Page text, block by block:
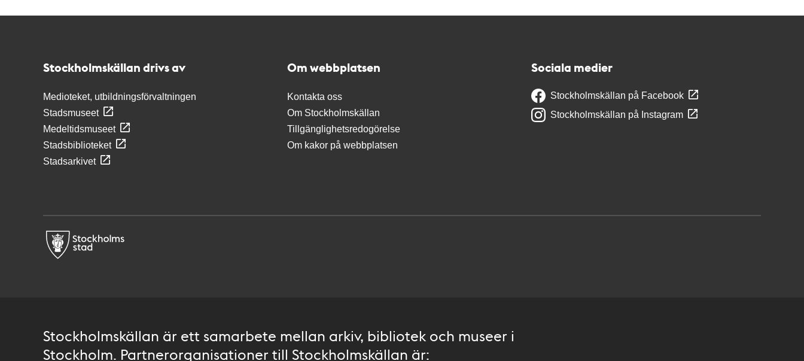
Stockholmskällan drivs av
Medioteket, utbildningsförvaltningen
Stadsmuseet
Medeltidsmuseet
Stadsbiblioteket
Stadsarkivet
Om webbplatsen
Kontakta oss
Om Stockholmskällan
Tillgänglighetsredogörelse
Om kakor på webbplatsen
Sociala medier
Stockholmskällan på Facebook
Stockholmskällan på Instagram
Stockholmskällan är ett samarbete mellan arkiv, bibliotek och museer i
Stockholm. Partnerorganisationer till Stockholmskällan är: